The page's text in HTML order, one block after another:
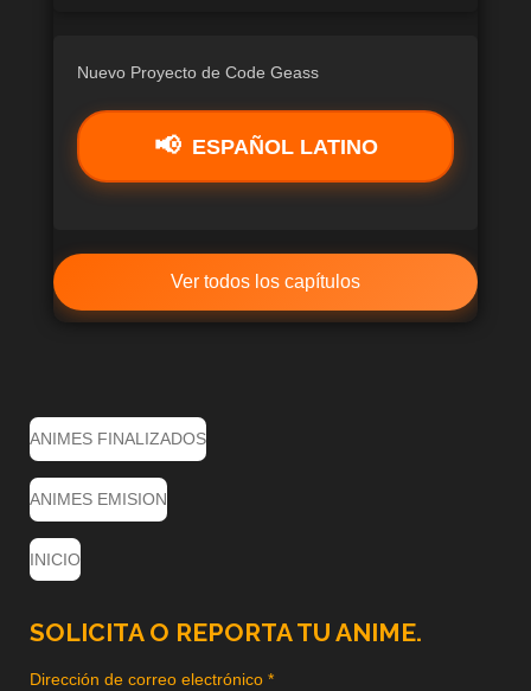
Nuevo Proyecto de Code Geass
ESPAÑOL LATINO
Ver todos los capítulos
ANIMES FINALIZADOS
ANIMES EMISION
INICIO
SOLICITA O REPORTA TU ANIME.
Dirección de correo electrónico *